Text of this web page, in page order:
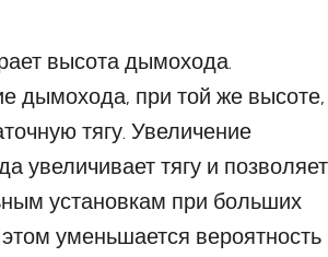
высота дымохода.
дымохода, при той же высоте,
тягу. Увеличение
увеличивает тягу и позволяет
установкам при больших
уменьшается вероятность